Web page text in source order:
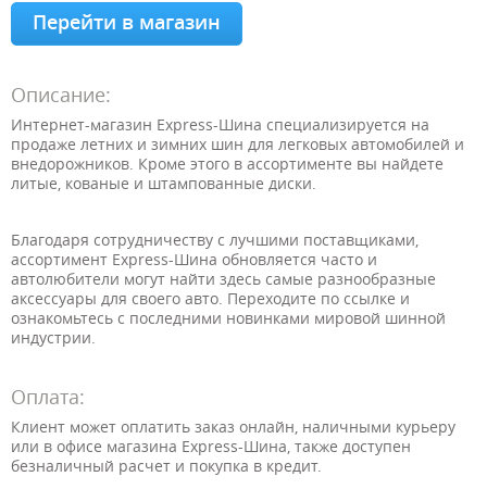
Перейти в магазин
Описание:
Интернет-магазин Express-Шина специализируется на
продаже летних и зимних шин для легковых автомобилей и
внедорожников. Кроме этого в ассортименте вы найдете
литые, кованые и штампованные диски.
Благодаря сотрудничеству с лучшими поставщиками,
ассортимент Express-Шина обновляется часто и
автолюбители могут найти здесь самые разнообразные
аксессуары для своего авто. Переходите по ссылке и
ознакомьтесь с последними новинками мировой шинной
индустрии.
Оплата:
Клиент может оплатить заказ онлайн, наличными курьеру
или в офисе магазина Express-Шина, также доступен
безналичный расчет и покупка в кредит.